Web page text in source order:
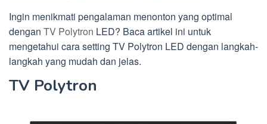
Ingin menikmati pengalaman menonton yang optimal
dengan TV Polytron LED? Baca artikel ini untuk
mengetahui cara setting TV Polytron LED dengan langkah-
langkah yang mudah dan jelas.
TV Polytron